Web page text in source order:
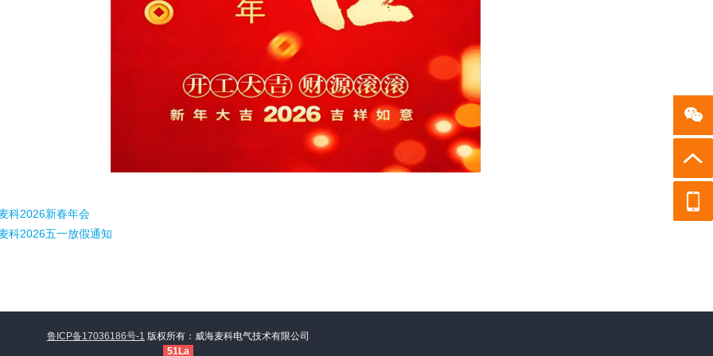
科2026新春年会
科2026五一放假通知
鲁ICP备17036186号-1 版权所有：威海麦科电气技术有限公司
51La